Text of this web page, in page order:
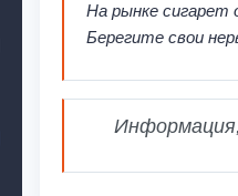
На рынке сигарет
Берегите свои